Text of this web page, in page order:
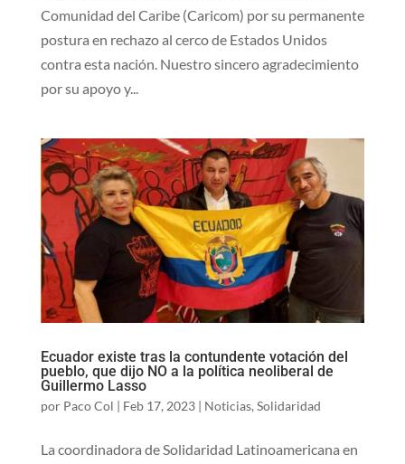
Comunidad del Caribe (Caricom) por su permanente
postura en rechazo al cerco de Estados Unidos
contra esta nación. Nuestro sincero agradecimiento
por su apoyo y...
Ecuador existe tras la contundente votación del
pueblo, que dijo NO a la política neoliberal de
Guillermo Lasso
por Paco Col | Feb 17, 2023| Noticias, Solidaridad
La coordinadora de Solidaridad Latinoamericana en